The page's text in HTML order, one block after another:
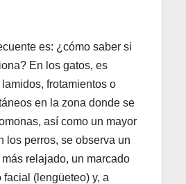
es: ¿cómo saber si
En los gatos, es
frotamientos o
en la zona donde se
así como un mayor
los perros, se observa un
relajado, un marcado
(lengüeteo) y, a